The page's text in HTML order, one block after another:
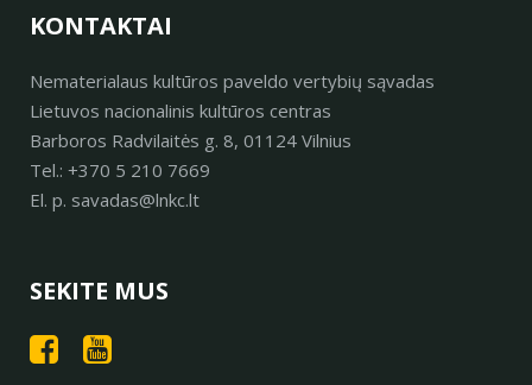
KONTAKTAI
Nematerialaus kultūros paveldo vertybių sąvadas
Lietuvos nacionalinis kultūros centras
Barboros Radvilaitės g. 8, 01124 Vilnius
Tel.: +370 5 210 7669
El. p. savadas@lnkc.lt
SEKITE MUS